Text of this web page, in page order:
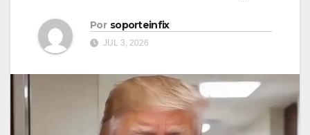
Por soporteinfix
JUL 3, 2026